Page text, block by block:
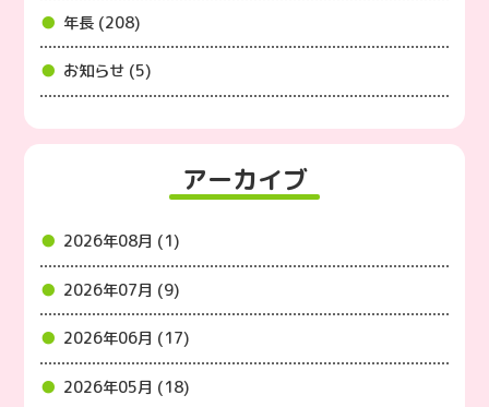
年長 (208)
お知らせ (5)
アーカイブ
2026年08月 (1)
2026年07月 (9)
2026年06月 (17)
2026年05月 (18)